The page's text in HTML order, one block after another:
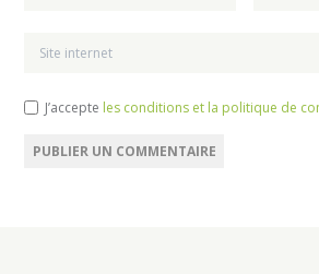
J’accepte les conditions et la politique de